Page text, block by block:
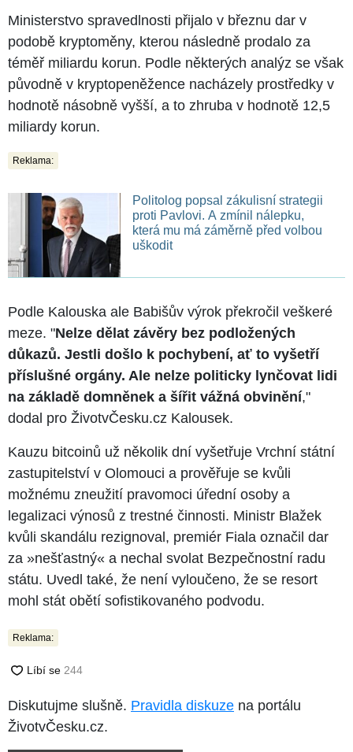
Ministerstvo spravedlnosti přijalo v březnu dar v
podobě kryptoměny, kterou následně prodalo za
téměř miliardu korun. Podle některých analýz se však
původně v kryptopeněžence nacházely prostředky v
hodnotě násobně vyšší, a to zhruba v hodnotě 12,5
miliardy korun.
Reklama:
Politolog popsal zákulisní strategii
proti Pavlovi. A zmínil nálepku,
která mu má záměrně před volbou
uškodit
Podle Kalouska ale Babišův výrok překročil veškeré
meze. "Nelze dělat závěry bez podložených
důkazů. Jestli došlo k pochybení, ať to vyšetří
příslušné orgány. Ale nelze politicky lynčovat lidi
na základě domněnek a šířit vážná obvinění,"
dodal pro ŽivotvČesku.cz Kalousek.
Kauzu bitcoinů už několik dní vyšetřuje Vrchní státní
zastupitelství v Olomouci a prověřuje se kvůli
možnému zneužití pravomoci úřední osoby a
legalizaci výnosů z trestné činnosti. Ministr Blažek
kvůli skandálu rezignoval, premiér Fiala označil dar
za »nešťastný« a nechal svolat Bezpečnostní radu
státu. Uvedl také, že není vyloučeno, že se resort
mohl stát obětí sofistikovaného podvodu.
Reklama:
Diskutujme slušně. Pravidla diskuze na portálu
ŽivotvČesku.cz.